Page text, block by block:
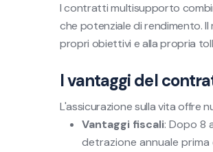
I contratti multisupporto
che potenziale di rendimento.
propri obiettivi e alla propria
I vantaggi del
L'assicurazione sulla vita offre
Vantaggi fiscali: Dopo 8
detrazione annuale